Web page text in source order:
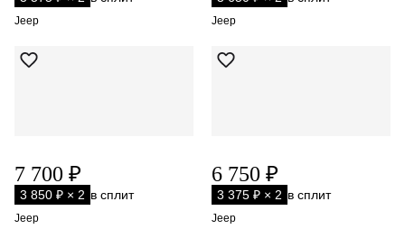
Jeep Jeep
7 700 ₽
3 850 ₽ × 2 в сплит
Jeep
6 750 ₽
3 375 ₽ × 2 в сплит
Jeep